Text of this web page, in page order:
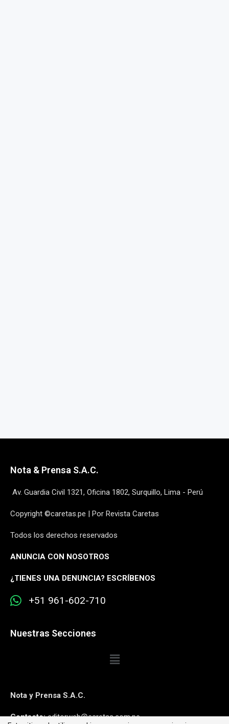
Nota & Prensa S.A.C.
Av. Guardia Civil 1321, Oficina 1802, Surquillo, Lima - Perú
Copyright ©caretas.pe | Por Revista Caretas
Todos los derechos reservados
ANUNCIA CON NOSOTROS
¿TIENES UNA DENUNCIA? ESCRÍBENOS
+51 961-602-710
Nuestras Secciones
Nota y Prensa S.A.C.
Contacto:editorweb@caretas.com.pe